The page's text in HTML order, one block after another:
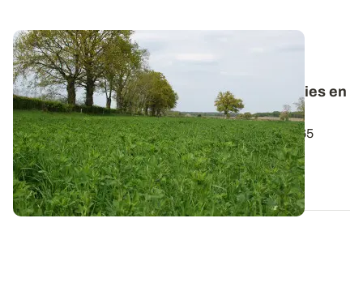
PROJET TERMINÉ
Des indices de nutrition pour piloter la
fertilisation phospho-potassique des prairies en
AB
Des échantillons de végétaux ont été prélevés sur 65
parcelles de l’observatoire...
13 DÉC. 2022